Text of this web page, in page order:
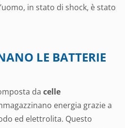
in stato di shock, è stato
LE BATTERIE
da celle
energia grazie a
ed elettrolita. Questo